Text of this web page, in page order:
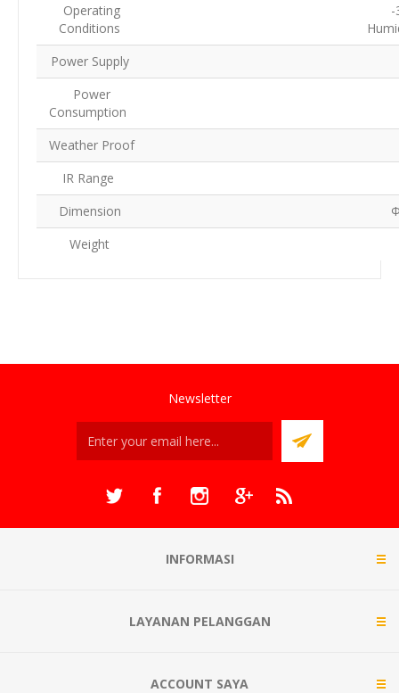
Operating
Conditions
-
Power Supply
Power
Consumption
Weather Proof
IR Range
Dimension
Weight
Newsletter
INFORMASI
LAYANAN PELANGGAN
ACCOUNT SAYA